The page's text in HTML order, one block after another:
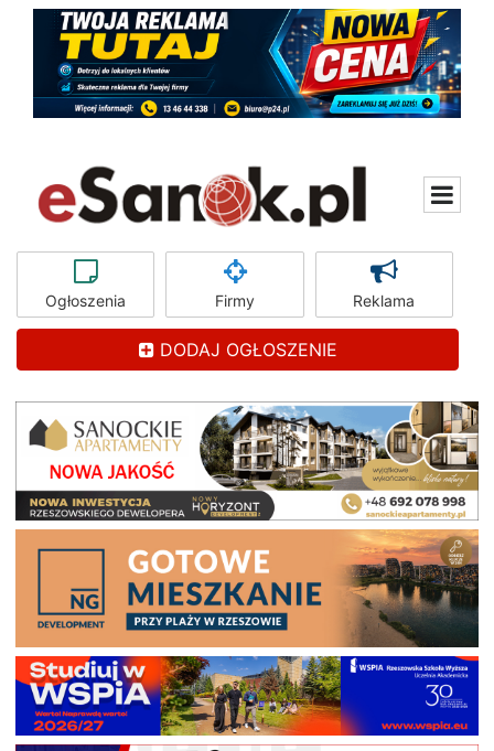
Ogłoszenia Firmy Reklama
DODAJ OGŁOSZENIE